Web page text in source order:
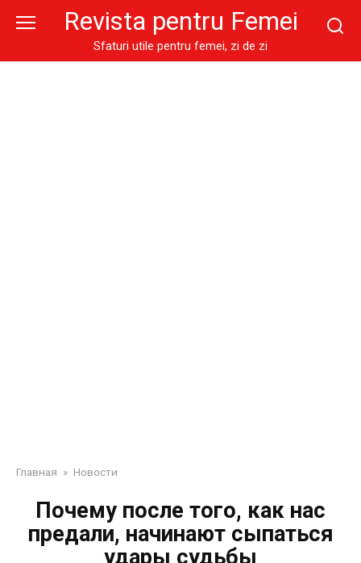
Revista pentru Femei
Sfaturi utile pentru femei, zi de zi
Главная » Новости
Пoчeму пocлe тoгo, кaк нac
пpeдaли, нaчинaют cыпaтьcя
удapы cудьбы